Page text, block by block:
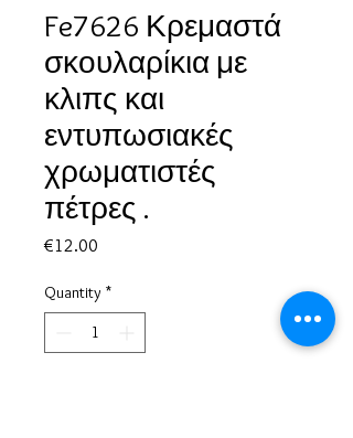
Fe7626 Κρεμαστά
σκουλαρίκια με
κλιπς και
εντυπωσιακές
χρωματιστές
πέτρες .
€12.00
Quantity *